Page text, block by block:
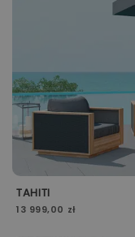
TAHITI
13 999,00 zł